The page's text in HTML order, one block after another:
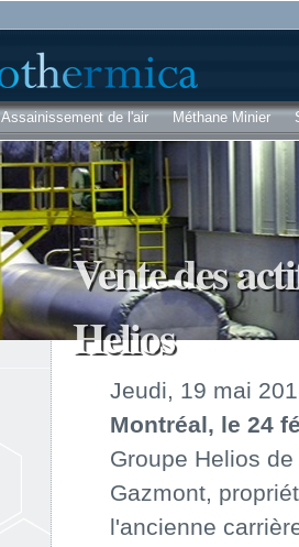
Assainissement de l'air Méthane Minier
Vente des
Helios
Jeudi, 19 mai
Montréal, le 24
Groupe Helios
Gazmont,
l'ancienne